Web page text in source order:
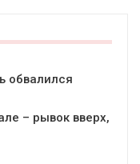
обвалился
– рывок вверх,